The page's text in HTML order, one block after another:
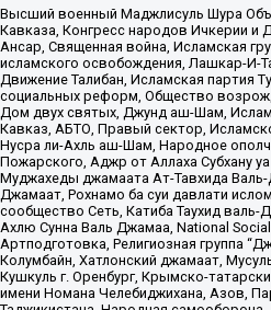
Высший военный Маджлисуль Шура
Кавказа, Конгресс народов Ичкерии и
Ансар, Священная война, Исламская
исламского освобождения, Лашкар-И-
Движение Талибан, Исламская партия
социальных реформ, Общество
Дом двух святых, Джунд аш-Шам,
Кавказ, АБТО, Правый сектор,
Нусра ли-Ахль аш-Шам, Народное
Пожарского, Аджр от Аллаха Субхану
Муджахеды джамаата Ат-Тавхида
Джамаат, Рохнамо ба суи давлати
сообщество Сеть, Катиба Таухид
Ахлю Сунна Валь Джамаа, National
Артподготовка, Религиозная группа
Колумбайн, Хатлонский джамаат,
Кушкуль г. Оренбург, Крымско-
имени Номана Челебиджихана, Азов,